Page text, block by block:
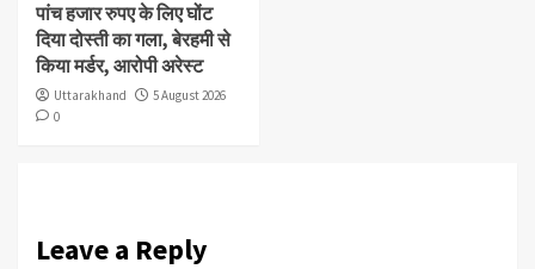
पांच हजार रुपए के लिए घोंट
दिया दोस्ती का गला, बेरहमी से
किया मर्डर, आरोपी अरेस्ट
Uttarakhand
5 August 2026
0
Leave a Reply